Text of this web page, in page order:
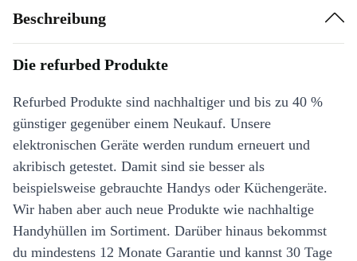
Beschreibung
Die refurbed Produkte
Refurbed Produkte sind nachhaltiger und bis zu 40 %
günstiger gegenüber einem Neukauf. Unsere
elektronischen Geräte werden rundum erneuert und
akribisch getestet. Damit sind sie besser als
beispielsweise gebrauchte Handys oder Küchengeräte.
Wir haben aber auch neue Produkte wie nachhaltige
Handyhüllen im Sortiment. Darüber hinaus bekommst
du mindestens 12 Monate Garantie und kannst 30 Tage